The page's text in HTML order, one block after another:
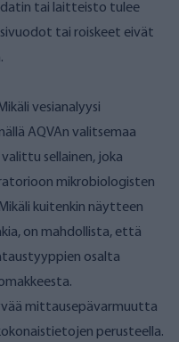
tai laitteisto tulee
tai roiskeet eivät
vesianalyysi
AQVAn valitsemaa
sellainen, joka
mikrobiologisten
kuitenkin näytteen
on mahdollista, että
osalta
mittausepävarmuutta
perusteella.